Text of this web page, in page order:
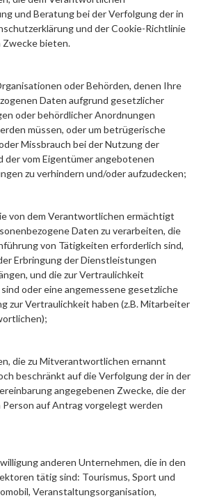
und Beratung bei der Verfolgung der in
und der Cookie-Richtlinie
bieten.
oder Behörden, denen Ihre
Daten aufgrund gesetzlicher
oder behördlicher Anordnungen
müssen, oder um betrügerische
Missbrauch bei der Nutzung der
der vom Eigentümer angebotenen
zu verhindern und/oder aufzudecken;
von dem Verantwortlichen ermächtigt
Daten zu verarbeiten, die
von Tätigkeiten erforderlich sind,
Erbringung der Dienstleistungen
und die zur Vertraulichkeit
oder eine angemessene gesetzliche
zur Vertraulichkeit haben (z.B. Mitarbeiter
die zu Mitverantwortlichen ernannt
beschränkt auf die Verfolgung der in der
angegebenen Zwecke, die der
auf Antrag vorgelegt werden
anderen Unternehmen, die in den
tätig sind: Tourismus, Sport und
Veranstaltungsorganisation,